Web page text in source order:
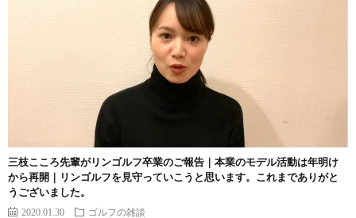
三枝こころ先輩がリンゴルフ卒業のご報告｜本業のモデル活動は年明け
から再開｜リンゴルフを見守っていこうと思います。これまでありがと
うございました。
2020.01.30 ゴルフの雑談